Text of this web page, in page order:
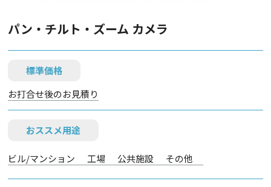
パン・チルト・ズーム カメラ
標準価格
お打合せ後のお見積り
おススメ用途
ビル/マンション 工場 公共施設 その他